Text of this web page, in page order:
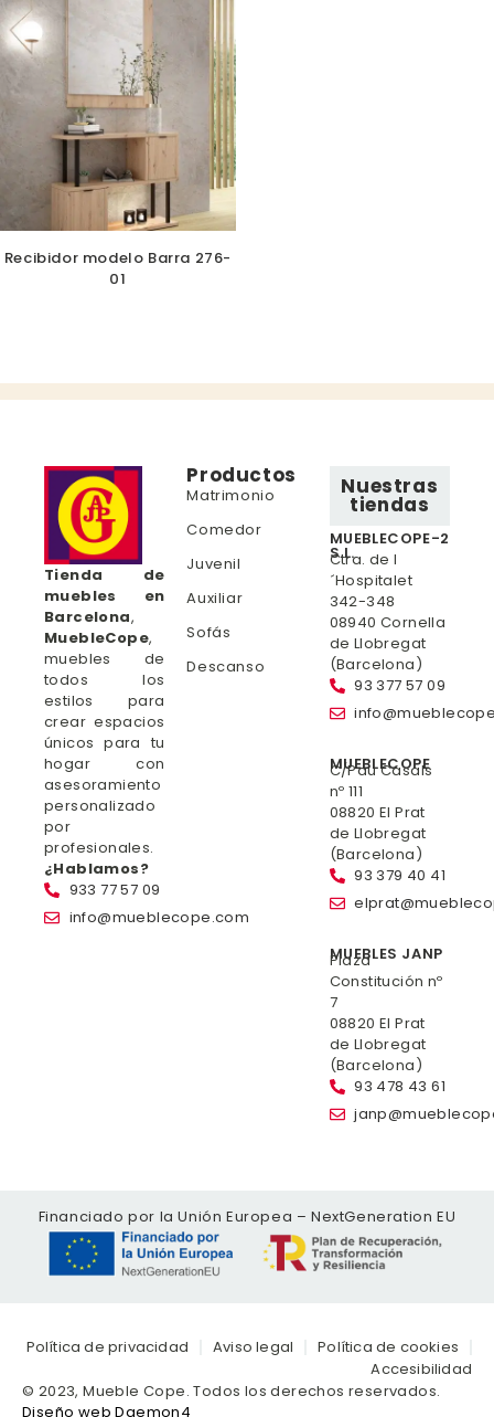
Recibidor modelo Barra 276-
01
Tienda de
muebles en
Barcelona,
MuebleCope,
muebles de
todos los
estilos para
crear espacios
únicos para tu
hogar con
asesoramiento
personalizado
por
profesionales.
¿Hablamos?
933 77 57 09
info@mueblecope.com
Productos
Matrimonio
Comedor
Juvenil
Auxiliar
Sofás
Descanso
Nuestras
tiendas
MUEBLECOPE-2
S.L.
Ctra. de l
´Hospitalet
342-348
08940 Cornella
de Llobregat
(Barcelona)
93 377 57 09
MUEBLECOPE
C/Pau Casals
nº 111
08820 El Prat
de Llobregat
(Barcelona)
93 379 40 41
MUEBLES JANP
Plaza
Constitución nº
7
08820 El Prat
de Llobregat
(Barcelona)
93 478 43 61
Financiado por la Unión Europea – NextGeneration EU
© 2023, Mueble Cope. Todos los derechos reservados.
Diseño web Daemon4
Política de privacidad Aviso legal
Política de cookies
Accesibilidad